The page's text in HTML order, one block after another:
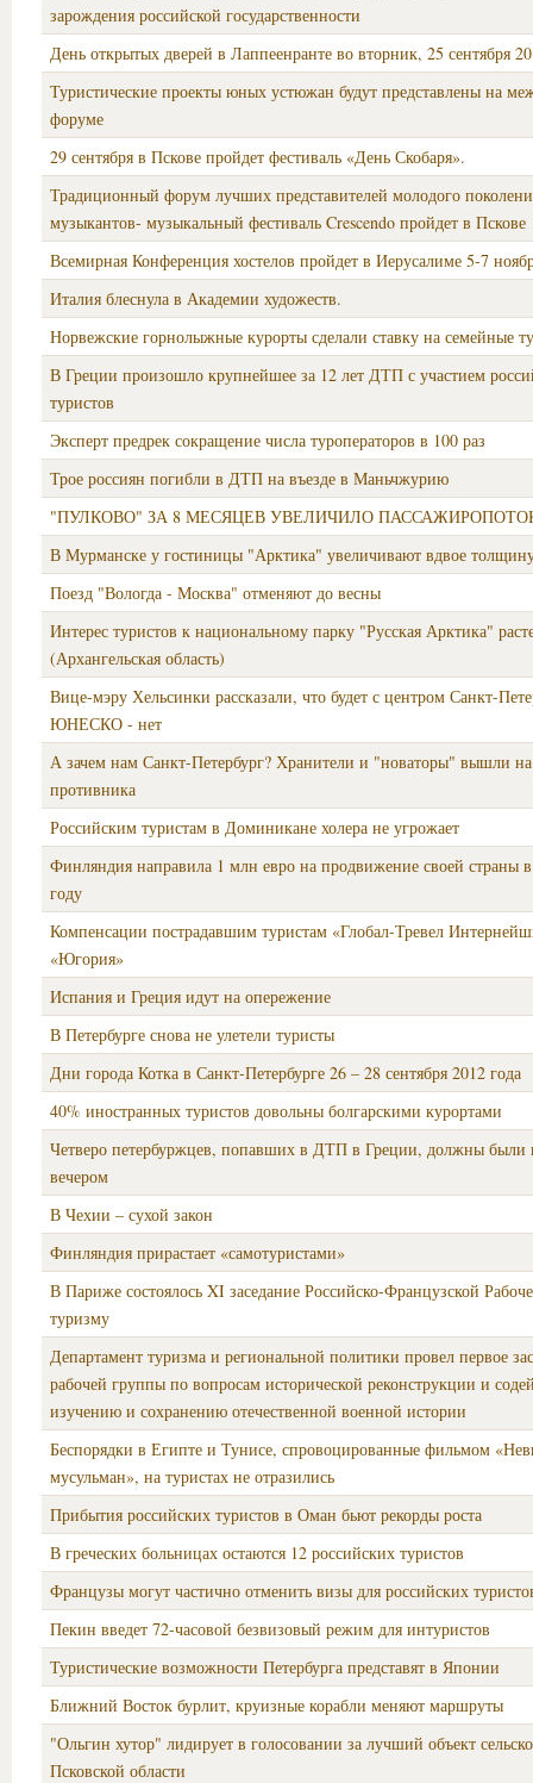
зарождения российской государственности
День открытых дверей в Лаппеенранте во вторник, 25 сентября
Туристические проекты юных устюжан будут представлены на
форуме
29 сентября в Пскове пройдет фестиваль «День Скобаря».
Традиционный форум лучших представителей молодого
музыкантов- музыкальный фестиваль Crescendo пройдет в Пскове
Всемирная Конференция хостелов пройдет в Иерусалиме 5-7
Италия блеснула в Академии художеств.
Норвежские горнолыжные курорты сделали ставку на семейные
В Греции произошло крупнейшее за 12 лет ДТП с участием
туристов
Эксперт предрек сокращение числа туроператоров в 100 раз
Трое россиян погибли в ДТП на въезде в Маньчжурию
"ПУЛКОВО" ЗА 8 МЕСЯЦЕВ УВЕЛИЧИЛО
В Мурманске у гостиницы "Арктика" увеличивают вдвое
Поезд "Вологда - Москва" отменяют до весны
Интерес туристов к национальному парку "Русская Арктика"
(Архангельская область)
Вице-мэру Хельсинки рассказали, что будет с центром Санкт-
ЮНЕСКО - нет
А зачем нам Санкт-Петербург? Хранители и "новаторы" вышли
противника
Российским туристам в Доминикане холера не угрожает
Финляндия направила 1 млн евро на продвижение своей страны
году
Компенсации пострадавшим туристам «Глобал-Тревел
«Югория»
Испания и Греция идут на опережение
В Петербурге снова не улетели туристы
Дни города Котка в Санкт-Петербурге 26 – 28 сентября 2012 года
40% иностранных туристов довольны болгарскими курортами
Четверо петербуржцев, попавших в ДТП в Греции, должны были
вечером
В Чехии – сухой закон
Финляндия прирастает «самотуристами»
В Париже состоялось XI заседание Российско-Французской
туризму
Департамент туризма и региональной политики провел первое
рабочей группы по вопросам исторической реконструкции и
изучению и сохранению отечественной военной истории
Беспорядки в Египте и Тунисе, спровоцированные фильмом
мусульман», на туристах не отразились
Прибытия российских туристов в Оман бьют рекорды роста
В греческих больницах остаются 12 российских туристов
Французы могут частично отменить визы для российских
Пекин введет 72-часовой безвизовый режим для интуристов
Туристические возможности Петербурга представят в Японии
Ближний Восток бурлит, круизные корабли меняют маршруты
"Ольгин хутор" лидирует в голосовании за лучший объект
Псковской области